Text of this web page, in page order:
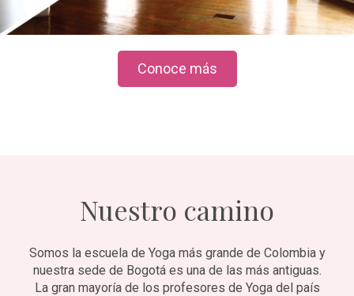
Conoce más
Nuestro camino
Somos la escuela de Yoga más grande de Colombia y
nuestra sede de Bogotá es una de las más antiguas.
La gran mayoría de los profesores de Yoga del país